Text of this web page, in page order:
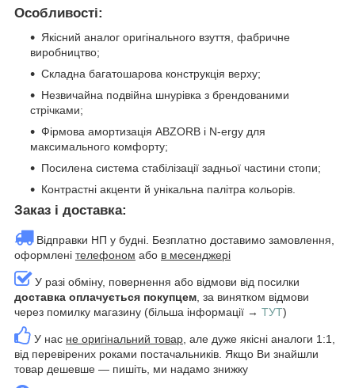
Особливості:
Якісний аналог оригінального взуття, фабричне
виробництво;
Складна багатошарова конструкція верху;
Незвичайна подвійна шнурівка з брендованими
стрічками;
Фірмова амортизація ABZORB і N-ergy для
максимального комфорту;
Посилена система стабілізації задньої частини стопи;
Контрастні акценти й унікальна палітра кольорів.
Заказ і доставка:
Відправки НП у будні. Безплатно доставимо замовлення,
оформлені телефоном або в месенджері
У разі обміну, повернення або відмови від посилки
доставка оплачується покупцем , за винятком відмови
через помилку магазину (більша інформації → ТУТ)
У нас не оригінальний товар , але дуже якісні аналоги 1:1,
від перевірених роками постачальників. Якщо Ви знайшли
товар дешевше — пишіть, ми надамо знижку